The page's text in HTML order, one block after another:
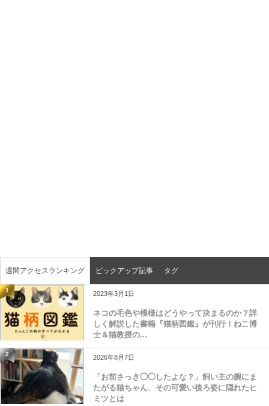
週間アクセスランキング ピックアップ記事 タグ
1 2023年3月1日
ネコの毛色や模様はどうやって決まるのか？詳
しく解説した書籍『猫柄図鑑』が刊行！ねこ博
士＆猫教授の...
2 2026年8月7日
「お前さっき◯◯したよな？」飼い主の腕にま
たがる猫ちゃん、その可愛い後ろ姿に隠れたヒ
ミツとは